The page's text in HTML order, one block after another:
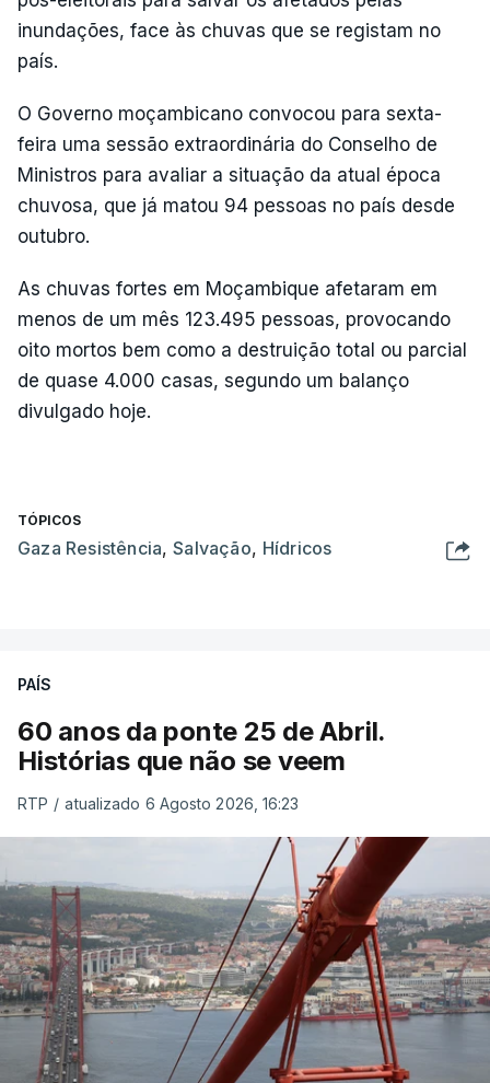
inundações, face às chuvas que se registam no
país.
O Governo moçambicano convocou para sexta-
feira uma sessão extraordinária do Conselho de
Ministros para avaliar a situação da atual época
chuvosa, que já matou 94 pessoas no país desde
outubro.
As chuvas fortes em Moçambique afetaram em
menos de um mês 123.495 pessoas, provocando
oito mortos bem como a destruição total ou parcial
de quase 4.000 casas, segundo um balanço
divulgado hoje.
TÓPICOS
Gaza Resistência,Salvação, Hídricos
PAÍS
60 anos da ponte 25 de Abril.
Histórias que não se veem
RTP / atualizado 6 Agosto 2026, 16:23